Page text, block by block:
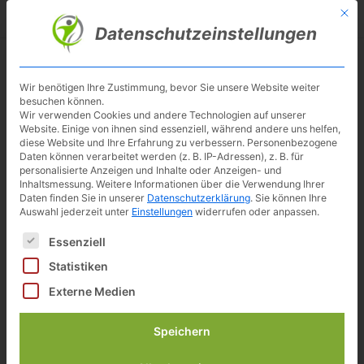
Skip
Besuche meinen Youtube-Kanal ▶︎
Skandika Wiry Ergometer im
Test
Mit
Datenschutzeinstellungen
Wir benötigen Ihre Zustimmung, bevor Sie unsere Website weiter
besuchen können.
Wir verwenden Cookies und andere Technologien auf unserer
Website. Einige von ihnen sind essenziell, während andere uns helfen,
diese Website und Ihre Erfahrung zu verbessern. Personenbezogene
Daten können verarbeitet werden (z. B. IP-Adressen), z. B. für
personalisierte Anzeigen und Inhalte oder Anzeigen- und
Inhaltsmessung. Weitere Informationen über die Verwendung Ihrer
Daten finden Sie in unserer Datenschutzerklärung. Sie können Ihre
Auswahl jederzeit unter Einstellungen widerrufen oder anpassen.
Es folgt eine Liste der Service-Gruppen, für die eine
Essenziell
Statistiken
Externe Medien
Speichern